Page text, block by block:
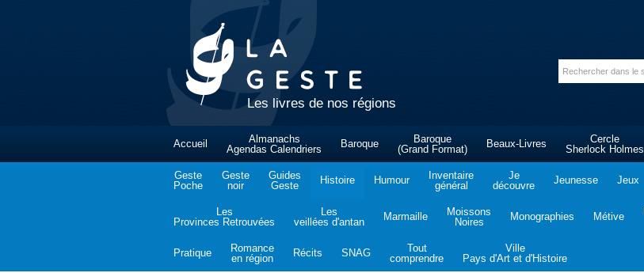
Les livres de nos régions
Accueil
Almanachs
Agendas Calendriers
Baroque
Baroque
(Grand Format)
Beaux-Livres
Cercle
Sherlock Holmes
Geste
Poche
Geste
noir
Guides
Geste
Histoire Humour
Inventaire
général
Je
découvre
Jeunesse Jeux
Les
Provinces Retrouvées
Les
veillées d'antan
Marmaille
Moissons
Noires
Monographies Métive
Pratique
Romance
en région
Récits SNAG
Tout
comprendre
Ville
Pays d'Art et d'Histoire